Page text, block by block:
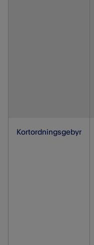
Kortordningsgebyr